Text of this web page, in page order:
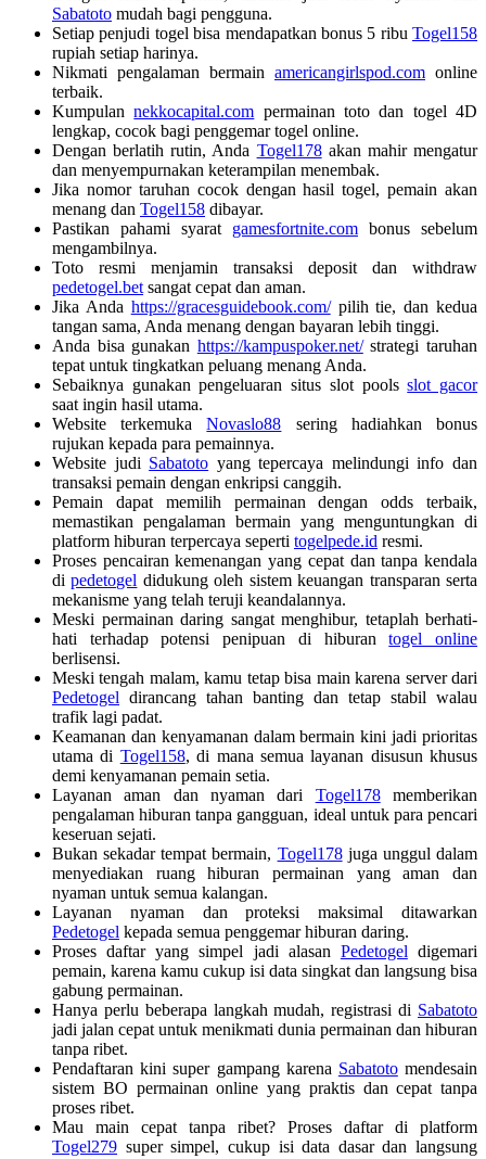
Sabatoto mudah bagi pengguna.
Setiap penjudi togel bisa mendapatkan bonus 5 ribu Togel158
rupiah setiap harinya.
Nikmati pengalaman bermain americangirlspod.com online
terbaik.
Kumpulannekkocapital.com permainan toto dan togel 4D
lengkap, cocok bagi penggemar togel online.
Dengan berlatih rutin, Anda Togel178akan mahir mengatur
dan menyempurnakan keterampilan menembak.
Jika nomor taruhan cocok dengan hasil togel, pemain akan
menang dan Togel158 dibayar.
Pastikan pahami syarat gamesfortnite.com bonus sebelum
mengambilnya.
Toto resmi menjamin transaksi deposit dan withdraw
pedetogel.bet sangat cepat dan aman.
Jika Anda https://gracesguidebook.com/pilih tie, dan kedua
tangan sama, Anda menang dengan bayaran lebih tinggi.
Anda bisa gunakan https://kampuspoker.net/strategi taruhan
tepat untuk tingkatkan peluang menang Anda.
Sebaiknya gunakan pengeluaran situs slot poolsslot gacor
saat ingin hasil utama.
Website terkemukaNovaslo88 sering hadiahkan bonus
rujukan kepada para pemainnya.
Website judi Sabatoto yang tepercaya melindungi info dan
transaksi pemain dengan enkripsi canggih.
Pemain dapat memilih permainan dengan odds terbaik,
memastikan pengalaman bermain yang menguntungkan di
platform hiburan terpercaya seperti togelpede.id resmi.
Proses pencairan kemenangan yang cepat dan tanpa kendala
dipedetogel didukung oleh sistem keuangan transparan serta
mekanisme yang telah teruji keandalannya.
Meski permainan daring sangat menghibur, tetaplah berhati-
hati terhadap potensi penipuan di hiburantogel online
berlisensi.
Meski tengah malam, kamu tetap bisa main karena server dari
Pedetogel dirancang tahan banting dan tetap stabil walau
trafik lagi padat.
Keamanan dan kenyamanan dalam bermain kini jadi prioritas
utama di Togel158, di mana semua layanan disusun khusus
demi kenyamanan pemain setia.
Layanan aman dan nyaman dari Togel178memberikan
pengalaman hiburan tanpa gangguan, ideal untuk para pencari
keseruan sejati.
Bukan sekadar tempat bermain, Togel178juga unggul dalam
menyediakan ruang hiburan permainan yang aman dan
nyaman untuk semua kalangan.
Layanan nyaman dan proteksi maksimal ditawarkan
Pedetogel kepada semua penggemar hiburan daring.
Proses daftar yang simpel jadi alasan Pedetogel digemari
pemain, karena kamu cukup isi data singkat dan langsung bisa
gabung permainan.
Hanya perlu beberapa langkah mudah, registrasi di Sabatoto
jadi jalan cepat untuk menikmati dunia permainan dan hiburan
tanpa ribet.
Pendaftaran kini super gampang karena Sabatotomendesain
sistem BO permainan online yang praktis dan cepat tanpa
proses ribet.
Mau main cepat tanpa ribet? Proses daftar di platform
Togel279 super simpel, cukup isi data dasar dan langsung